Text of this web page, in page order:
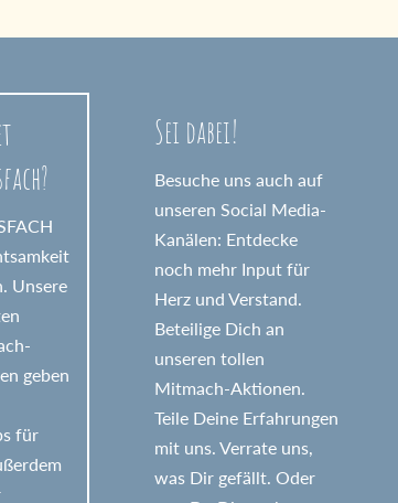
Unsere
geben
für
Sei dabei!
Besuche uns auch auf
unseren Social Media-
Kanälen: Entdecke
noch mehr Input für
Herz und Verstand.
Beteilige Dich an
unseren tollen
Mitmach-Aktionen.
Teile Deine Erfahrungen
mit uns. Verrate uns,
was Dir gefällt. Oder